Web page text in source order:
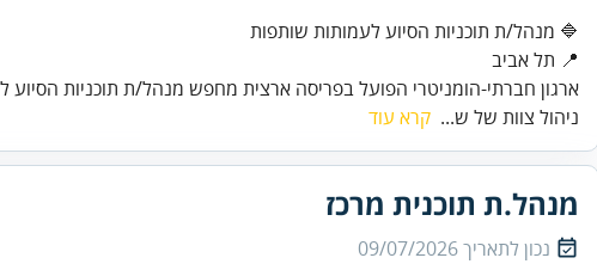
🔷 מנהל/ת תוכניות הסיוע לעמותות שותפות
📍 תל אביב
ארגון חברתי-הומניטרי הפועל בפריסה ארצית מחפש מנהל/ת תוכניות
ניהול צוות של ש... קרא עוד
מנהל.ת תוכנית מרכז
נכון לתאריך09/07/2026